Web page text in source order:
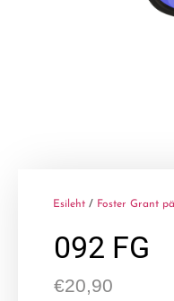
Esileht / Foster Grant
092 FG
€20,90